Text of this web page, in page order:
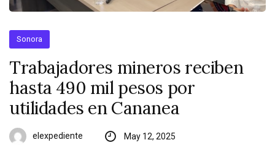
Sonora
Trabajadores mineros reciben
hasta 490 mil pesos por
utilidades en Cananea
elexpediente May 12, 2025